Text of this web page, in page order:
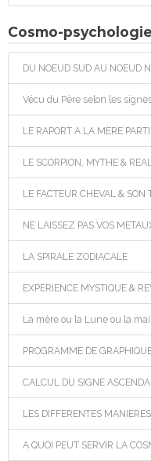
Cosmo-
DU NOEUD SUD AU NOEUD
Vécu du Père selon les
LE RAPORT A LA MERE
LE SCORPION, MYTHE &
LE FACTEUR CHEVAL & SON
NE LAISSEZ PAS VOS
LA SPIRALE ZODIACALE
EXPERIENCE MYSTIQUE &
La mère ou la Lune ou la
PROGRAMME DE
CALCUL DU SIGNE
LES DIFFERENTES
A QUOI PEUT SERVIR LA